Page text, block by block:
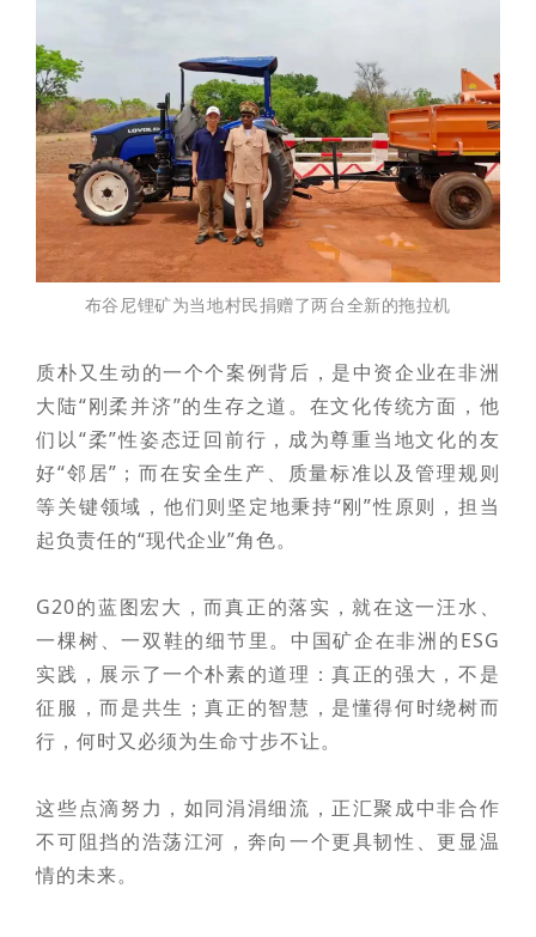
布谷尼锂矿为当地村民捐赠了两台全新的拖拉机
质朴又生动的一个个案例背后，是中资企业在非洲
大陆“刚柔并济”的生存之道。在文化传统方面，他
们以“柔”性姿态迂回前行，成为尊重当地文化的友
好“邻居”；而在安全生产、质量标准以及管理规则
等关键领域，他们则坚定地秉持“刚”性原则，担当
起负责任的“现代企业”角色。
G20的蓝图宏大，而真正的落实，就在这一汪水、
一棵树、一双鞋的细节里。中国矿企在非洲的ESG
实践，展示了一个朴素的道理：真正的强大，不是
征服，而是共生；真正的智慧，是懂得何时绕树而
行，何时又必须为生命寸步不让。
这些点滴努力，如同涓涓细流，正汇聚成中非合作
不可阻挡的浩荡江河，奔向一个更具韧性、更显温
情的未来。